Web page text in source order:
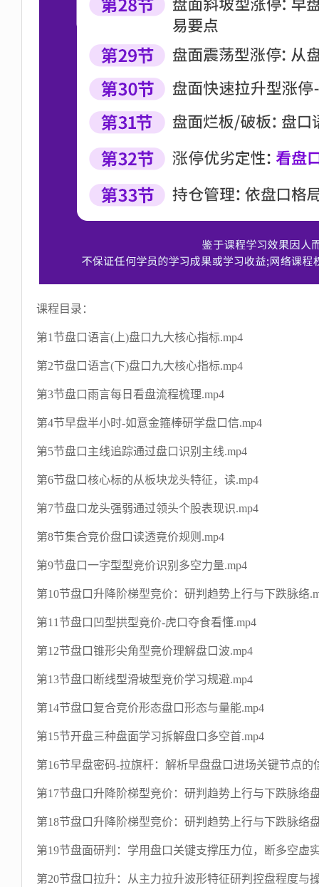
课程目录：
第1节盘口语言(上)盘口九大核心指标.mp4
第2节盘口语言(下)盘口九大核心指标.mp4
第3节盘口雨言每日看盘流程梳理.mp4
第4节早盘半小时-如意金箍棒研学盘口信.mp4
第5节盘口主线追踪通过盘口识别主线.mp4
第6节盘口核心标的从板块龙头特征，读.mp4
第7节盘口龙头强弱通过领头个股表现识.mp4
第8节集合竞价盘口读透竟价规则.mp4
第9节盘口一字型型竞价识别多空力量.mp4
第10节盘口升降阶梯型竞价：研判趋势上行与下跌脉络
第11节盘口凹型拱型竟价-虎口夺食看懂.mp4
第12节盘口锥形尖角型竟价理解盘口波.mp4
第13节盘口断线型滑坡型竞价学习规避.mp4
第14节盘口复合竞价形态盘口形态与量能.mp4
第15节开盘三种盘面学习拆解盘口多空首.mp4
第16节早盘密码-拉旗杆：解析早盘盘口进场关键节点的
第17节盘口升降阶梯型竞价：研判趋势上行与下跌脉络
第18节盘口升降阶梯型竞价：研判趋势上行与下跌脉络
第19节盘面研判：学用盘口关键支撑压力位，断多空虚
第20节盘口拉升：从主力拉升波形特征研判控盘程度与